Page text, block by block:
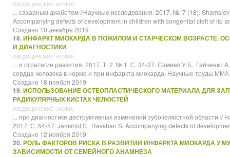
(МЕДИЦИНСКИЕ НАУКИ)
... сахарным диабетом //Научные исследования. 2017. №. 7 (18).
Accompanying defects of development in children with congenital cleft of lip
Создано 10 декабря 2019
18.ИНФАРКТ МИОКАРДА В ПОЖИЛОМ И СТАРЧЕСКОМ ВОЗРАСТЕ.
И ДИАГНОСТИКИ
(МЕДИЦИНСКИЕ НАУКИ)
... и стратегии развития, 2017. Т. 2. № 1. С. 34-37. Самиев У.Б., Габченко
сердца человека в норме и при инфаркта миокарда. Научные труды ММА
Создано 18 ноября 2019
19.ИСПОЛЬЗОВАНИЕ ОСТЕОПЛАСТИЧЕСКОГО МАТЕРИАЛА ДЛЯ
РАДИКУЛЯРНЫХ КИСТАХ ЧЕЛЮСТЕЙ
(МЕДИЦИНСКИЕ НАУКИ)
... при диагностике деструктивных изменений зубочелюстной области //
2017. С. 54-57. Jamshid S., Ravshan S. Accompanying defects of
Создано 12 ноября 2019
20.РОЛЬ ФАКТОРОВ РИСКА В РАЗВИТИИ ИНФАРКТА МИОКАРДА У
ЗАВИСИМОСТИ ОТ СЕМЕЙНОГО АНАМНЕЗА